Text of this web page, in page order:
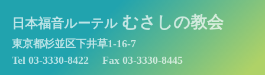
日本福音ルーテル むさしの教会
東京都杉並区下井草1-16-7
Tel 03-3330-8422
Fax 03-3330-8445